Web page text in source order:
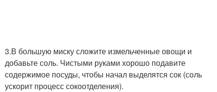
3.В большую миску сложите измельченные овощи и
добавьте соль. Чистыми руками хорошо подавите
содержимое посуды, чтобы начал выделятся сок (соль
ускорит процесс сокоотделения).